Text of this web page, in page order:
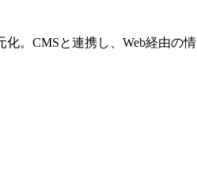
。CMSと連携し、Web経由の情